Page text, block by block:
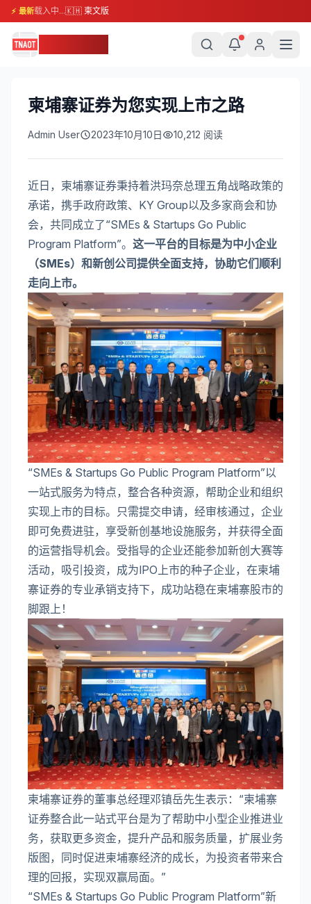
⚡ 最新载入中...🇰🇭 柬文版
柬埔寨证券为您实现上市之路
Admin User 2023年10月10日 10,212 阅读
近日，柬埔寨证券秉持着洪玛奈总理五角战略政策的
承诺，携手政府政策、KY Group以及多家商会和协
会，共同成立了“SMEs & Startups Go Public
Program Platform”。 这一平台的目标是为中小企业
（SMEs）和新创公司提供全面支持，协助它们顺利
走向上市。
“SMEs & Startups Go Public Program Platform”以
一站式服务为特点，整合各种资源，帮助企业和组织
实现上市的目标。只需提交申请，经审核通过，企业
即可免费进驻，享受新创基地设施服务，并获得全面
的运营指导机会。受指导的企业还能参加新创大赛等
活动，吸引投资，成为IPO上市的种子企业，在柬埔
寨证券的专业承销支持下，成功站稳在柬埔寨股市的
脚跟上！
柬埔寨证券的董事总经理邓镇岳先生表示：“柬埔寨
证券整合此一站式平台是为了帮助中小型企业推进业
务，获取更多资金，提升产品和服务质量，扩展业务
版图，同时促进柬埔寨经济的成长，为投资者带来合
理的回报，实现双赢局面。”
“SMEs & Startups Go Public Program Platform”新